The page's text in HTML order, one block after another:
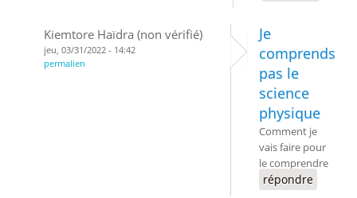
Kiemtore Haïdra (non vérifié)
jeu, 03/31/2022 - 14:42
permalien
Je
comprends
pas le
science
physique
Comment je
vais faire pour
le comprendre
répondre